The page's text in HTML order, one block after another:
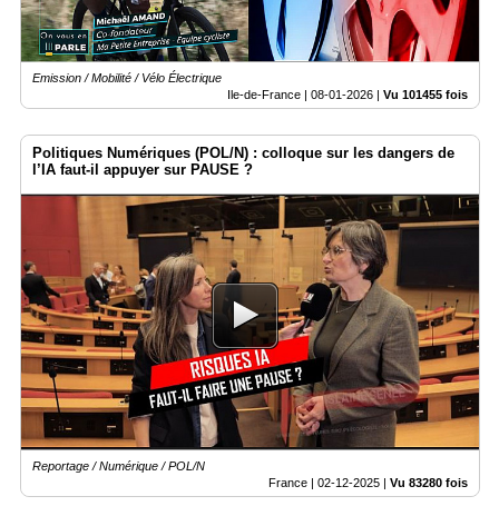
Emission / Mobilité / Vélo Électrique
Ile-de-France | 08-01-2026 | Vu 101455 fois
Politiques Numériques (POL/N) : colloque sur les dangers de
l’IA faut-il appuyer sur PAUSE ?
Reportage / Numérique / POL/N
France | 02-12-2025 Vu 83280 fois